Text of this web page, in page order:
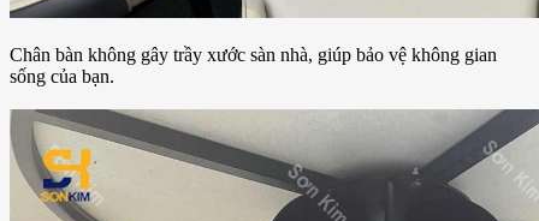
Chân bàn không gây trầy xước sàn nhà, giúp bảo vệ không gian
sống của bạn.